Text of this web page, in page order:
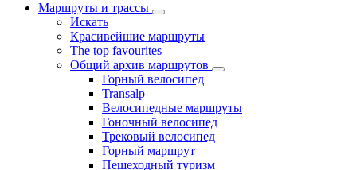
Маршруты и трассы
Искать
Красивейшие маршруты
The top favourites
Общий архив маршрутов
Горный велосипед
Transalp
Велосипедные маршруты
Гоночный велосипед
Трековый велосипед
Горный маршрут
Пешеходный туризм